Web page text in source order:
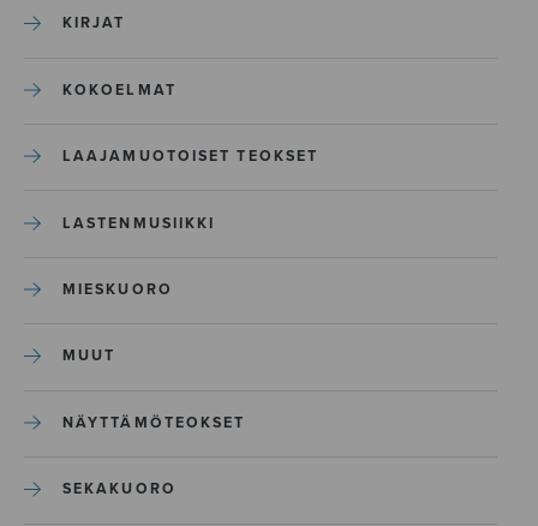
KIRJAT
KOKOELMAT
LAAJAMUOTOISET TEOKSET
LASTENMUSIIKKI
MIESKUORO
MUUT
NÄYTTÄMÖTEOKSET
SEKAKUORO